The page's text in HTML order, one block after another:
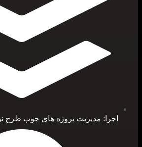
اجرا: مدیریت پروژه های چوب طرح نوین